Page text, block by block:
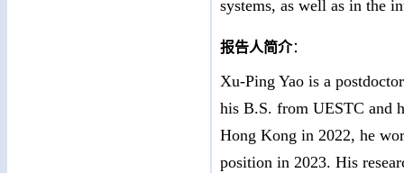
systems, as well as in the
报告人简介：
Xu-Ping Yao is a
his B.S. from UESTC and
Hong Kong in 2022, he
position in 2023. His